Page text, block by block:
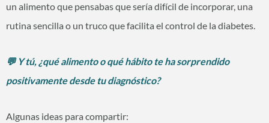
un alimento que pensabas que sería difícil de incorporar, una
rutina sencilla o un truco que facilita el control de la diabetes.
💬 Y tú, ¿qué alimento o qué hábito te ha sorprendido
positivamente desde tu diagnóstico?
Algunas ideas para compartir: